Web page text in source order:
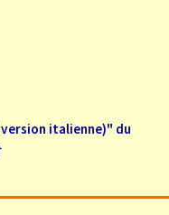
italienne)" du